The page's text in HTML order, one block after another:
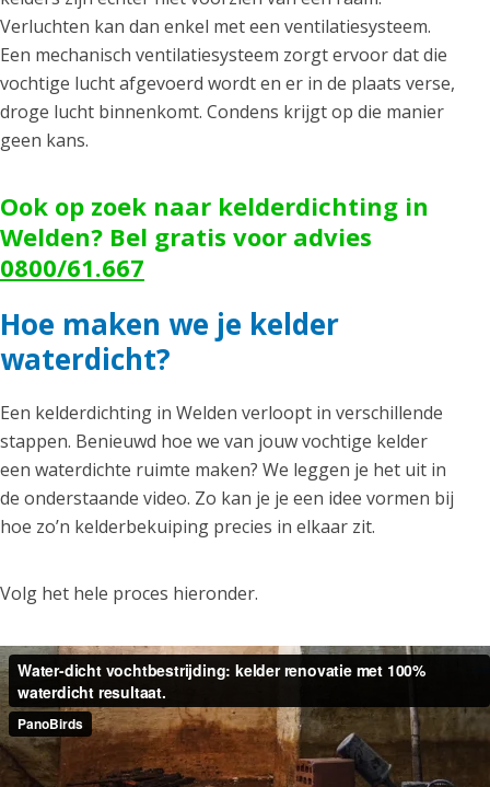
Verluchten kan dan enkel met een ventilatiesysteem.
Een mechanisch ventilatiesysteem zorgt ervoor dat die
vochtige lucht afgevoerd wordt en er in de plaats verse,
droge lucht binnenkomt. Condens krijgt op die manier
geen kans.
Ook op zoek naar kelderdichting in
Welden? Bel gratis voor advies
0800/61.667
Hoe maken we je kelder
waterdicht?
Een kelderdichting in Welden verloopt in verschillende
stappen. Benieuwd hoe we van jouw vochtige kelder
een waterdichte ruimte maken? We leggen je het uit in
de onderstaande video. Zo kan je je een idee vormen bij
hoe zo’n kelderbekuiping precies in elkaar zit.
Volg het hele proces hieronder.